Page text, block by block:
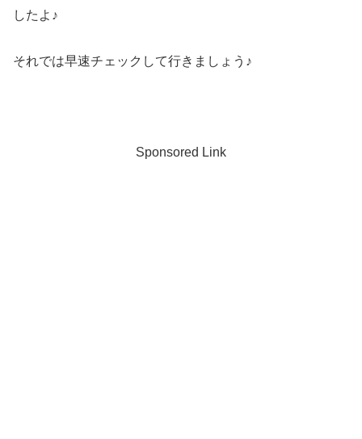
したよ♪
それでは早速チェックして行きましょう♪
Sponsored Link